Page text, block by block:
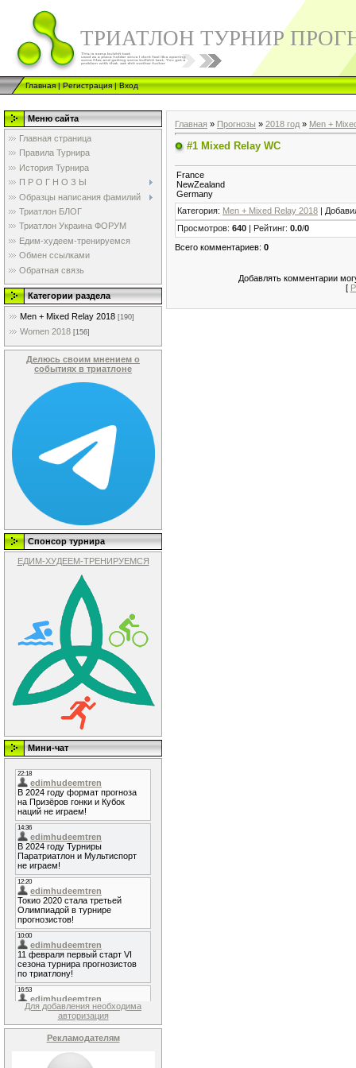
ТРИАТЛОН ТУРНИР
Главная|Регистрация|Вход
Меню сайта
Главная страница
Правила Турнира
История Турнира
П Р О Г Н О З Ы
Образцы написания фамилий
Триатлон БЛОГ
Триатлон Украина ФОРУМ
Едим-худеем-тренируемся
Обмен ссылками
Обратная связь
Категории раздела
Men + Mixed Relay 2018 [190]
Women 2018 [156]
Делюсь своим мнением о
событиях в триатлоне
Спонсор турнира
ЕДИМ-ХУДЕЕМ-ТРЕНИРУЕМСЯ
Мини-чат
Для добавления необходима
авторизация
Рекламодателям
Главная » Прогнозы » 2018 год » Men +
#1 Mixed Relay WC
France
NewZealand
Germany
Категория: Men + Mixed Relay 2018 |
Просмотров: 640 | Рейтинг: 0.0/0
Всего комментариев: 0
Добавлять комментарии
[